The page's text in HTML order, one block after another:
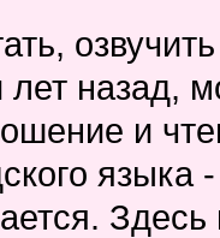
лет назад,
и
языка